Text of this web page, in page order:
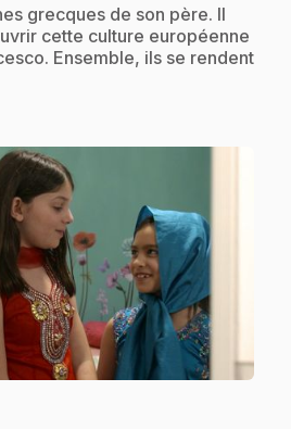
grecques de son père. Il
cette culture européenne
Ensemble, ils se rendent